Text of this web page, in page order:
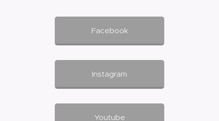
Facebook
Instagram
Youtube